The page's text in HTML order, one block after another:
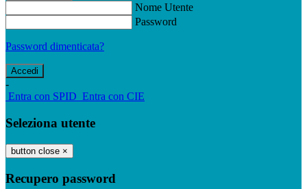
Nome Utente
Password
Password dimenticata?
-
Entra con SPID Entra con CIE
Seleziona utente
button close ×
Recupero password